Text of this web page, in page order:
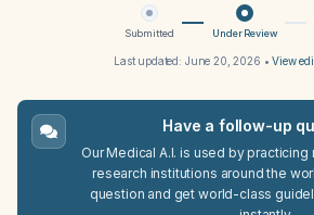
Submitted Under Review
Last updated: June 20, 2026 •View
Have a follow-up
Our Medical A.I. is used by
research institutions around the
question and get world-class